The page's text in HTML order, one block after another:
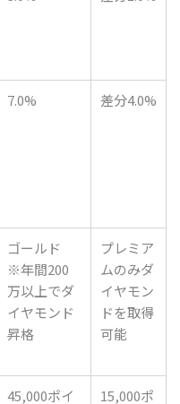
7.0% 差分4.0%
ゴールド
※年間200
万以上でダ
イヤモンド
昇格
プレミア
ムのみダ
イヤモン
ドを取得
可能
45,000ポイ
15,000ポ